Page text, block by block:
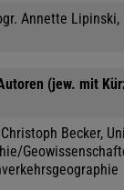
Annette Lipinski,
(jew. mit
Becker,